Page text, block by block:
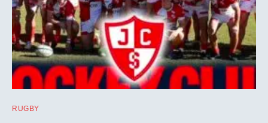
RUGBY